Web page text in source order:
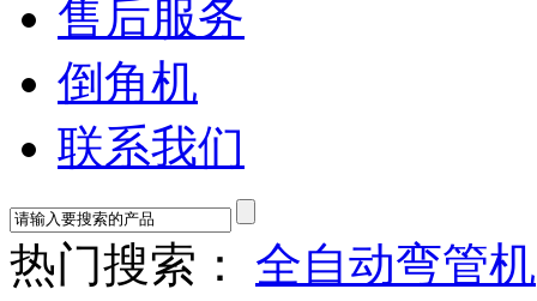
售后服务
倒角机
联系我们
热门搜索： 全自动弯管机